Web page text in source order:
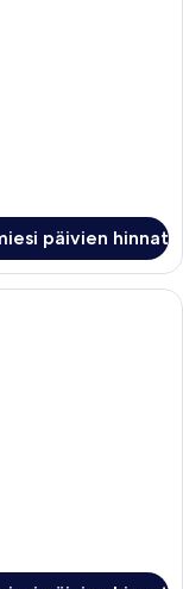
päivien hinnat
jossa on sänky,